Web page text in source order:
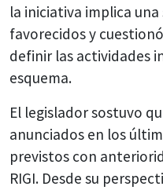
la iniciativa implica
favorecidos y
definir las actividades
esquema.
El legislador sostuvo
anunciados en los
previstos con
RIGI. Desde su